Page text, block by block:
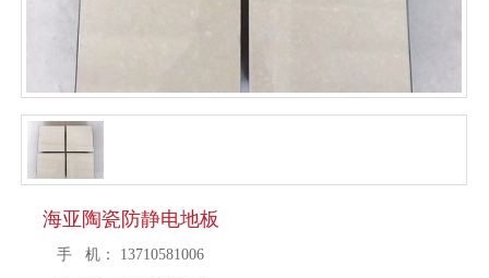
海亚陶瓷防静电地板
手 机：
13710581006